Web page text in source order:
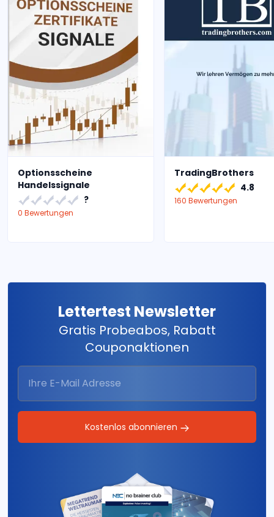
Optionsscheine
Handelssignale
?
0 Bewertungen
TradingBrothers
4.8
160 Bewertungen
Lettertest Newsletter
Gratis Probeabos, Rabatt
Couponaktionen
Kostenlos abonnieren